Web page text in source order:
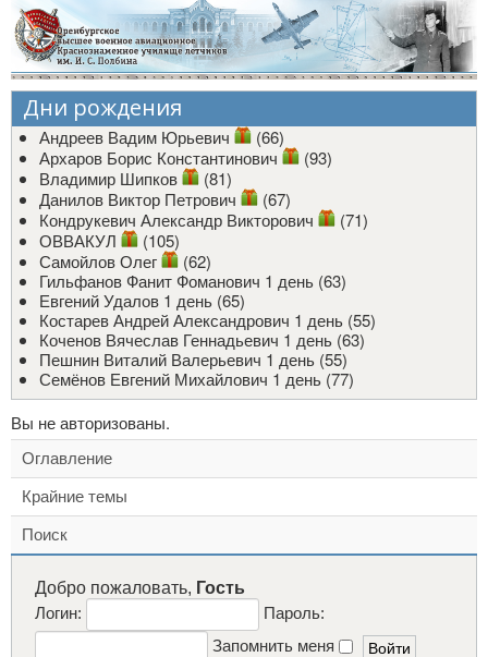
Дни рождения
Андреев Вадим Юрьевич
(66)
Архаров Борис Константинович
(93)
Владимир Шипков
(81)
Данилов Виктор Петрович
(67)
Кондрукевич Александр Викторович
(71)
ОВВАКУЛ
(105)
Самойлов Олег
(62)
Гильфанов Фанит Фоманович 1 день (63)
Евгений Удалов 1 день (65)
Костарев Андрей Александрович 1 день (55)
Коченов Вячеслав Геннадьевич 1 день (63)
Пешнин Виталий Валерьевич 1 день (55)
Семёнов Евгений Михайлович 1 день (77)
Вы не авторизованы.
Оглавление
Крайние темы
Поиск
Добро пожаловать, Гость
Логин:
Пароль:
Запомнить меня